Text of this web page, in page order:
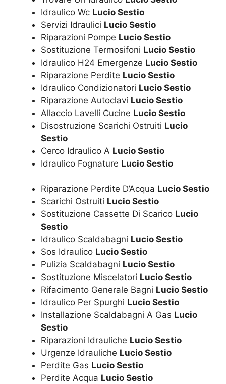
Idraulico Wc Lucio Sestio
Servizi Idraulici Lucio Sestio
Riparazioni Pompe Lucio Sestio
Sostituzione Termosifoni Lucio Sestio
Idraulico H24 Emergenze Lucio Sestio
Riparazione Perdite Lucio Sestio
Idraulico Condizionatori Lucio Sestio
Riparazione Autoclavi Lucio Sestio
Allaccio Lavelli Cucine Lucio Sestio
Disostruzione Scarichi Ostruiti Lucio
Sestio
Cerco Idraulico A Lucio Sestio
Idraulico Fognature Lucio Sestio
Riparazione Perdite D’Acqua Lucio Sestio
Scarichi Ostruiti Lucio Sestio
Sostituzione Cassette Di Scarico Lucio
Sestio
Idraulico Scaldabagni Lucio Sestio
Sos Idraulico Lucio Sestio
Pulizia Scaldabagni Lucio Sestio
Sostituzione Miscelatori Lucio Sestio
Rifacimento Generale Bagni Lucio Sestio
Idraulico Per Spurghi Lucio Sestio
Installazione Scaldabagni A Gas Lucio
Sestio
Riparazioni Idrauliche Lucio Sestio
Urgenze Idrauliche Lucio Sestio
Perdite Gas Lucio Sestio
Perdite Acqua Lucio Sestio